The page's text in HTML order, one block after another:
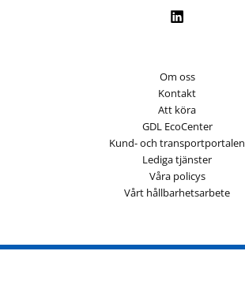
Om oss
Kontakt
Att köra
GDL EcoCenter
Kund- och transportportalen
Lediga tjänster
Våra policys
Vårt hållbarhetsarbete